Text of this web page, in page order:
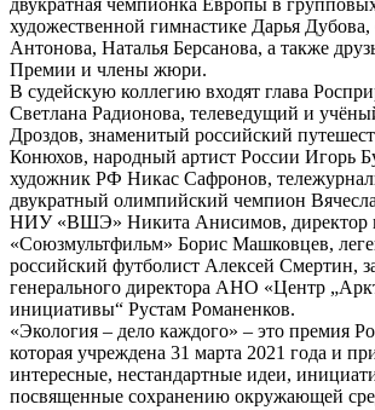
художественной гимнастике Дарья
Антонова, Наталья Берсанова, а также
Премии и члены жюри.
В судейскую коллегию входят глава
Светлана Радионова, телеведущий и
Дроздов, знаменитый российский
Конюхов, народный артист России Игорь
художник РФ Никас Сафронов,
двукратный олимпийский чемпион
НИУ «ВШЭ» Никита Анисимов, директор
«Союзмультфильм» Борис Машковцев,
российский футболист Алексей Смертин,
генерального директора АНО «Центр
инициативы“ Рустам Романенков.
«Экология – дело каждого» – это премия
которая учреждена 31 марта 2021 года и
интересные, нестандартные идеи,
посвященные сохранению окружающей